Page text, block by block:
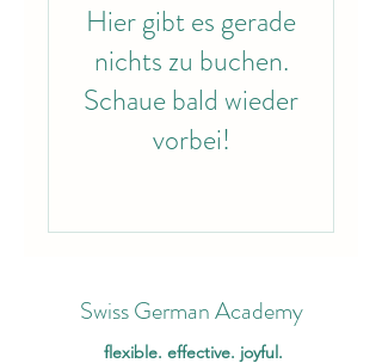
Hier gibt es gerade
nichts zu buchen.
Schaue bald wieder
vorbei!
Swiss German Academy
flexible. effective. joyful.